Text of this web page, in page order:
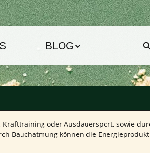
BLOG
oder Ausdauersport, sowie
Bauchatmung können die